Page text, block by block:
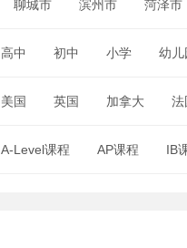
聊城市 滨州市 菏泽市
高中 初中 小学 幼儿
美国 英国 加拿大 法
A-Level课程 AP课程 IB